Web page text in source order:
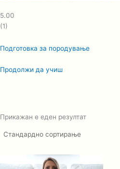
5.00
(1)
Подготовка за породување
Продолжи да учиш
Прикажан е еден резултат